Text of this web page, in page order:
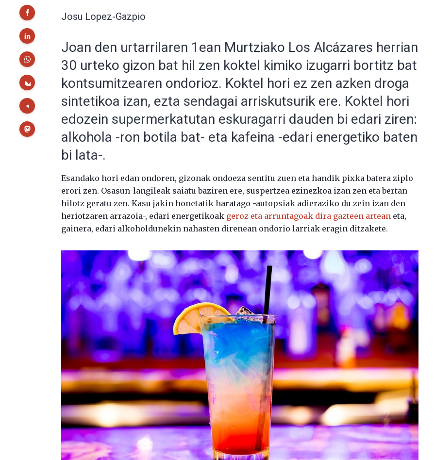
Josu Lopez-Gazpio
Joan den urtarrilaren 1ean Murtziako Los Alcázares herrian
30 urteko gizon bat hil zen koktel kimiko izugarri bortitz bat
kontsumitzearen ondorioz. Koktel hori ez zen azken droga
sintetikoa izan, ezta sendagai arriskutsurik ere. Koktel hori
edozein supermerkatutan eskuragarri dauden bi edari ziren:
alkohola -ron botila bat- eta kafeina -edari energetiko baten
bi lata-.
Esandako hori edan ondoren, gizonak ondoeza sentitu zuen eta handik pixka batera ziplo
erori zen. Osasun-langileak saiatu baziren ere, suspertzea ezinezkoa izan zen eta bertan
hilotz geratu zen. Kasu jakin honetatik haratago -autopsiak adieraziko du zein izan den
heriotzaren arrazoia-, edari energetikoak geroz eta arruntagoak dira gazteen artean eta,
gainera, edari alkoholdunekin nahasten direnean ondorio larriak eragin ditzakete.